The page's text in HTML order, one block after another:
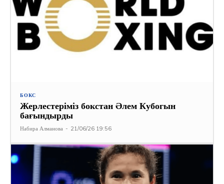
БОКС
Жерлестеріміз бокстан Әлем Кубогын
бағындырды
Набира Алманова - 21/06/26 19:56